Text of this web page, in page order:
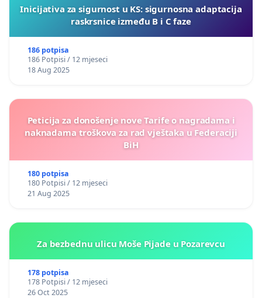
Inicijativa za sigurnost u KS: sigurnosna adaptacija
raskrsnice između B i C faze
186 potpisa
186 Potpisi / 12 mjeseci
18 Aug 2025
Peticija za donošenje nove Tarife o nagradama i
naknadama troškova za rad vještaka u Federaciji
BiH
180 potpisa
180 Potpisi / 12 mjeseci
21 Aug 2025
Za bezbednu ulicu Moše Pijade u Pozarevcu
178 potpisa
178 Potpisi / 12 mjeseci
26 Oct 2025